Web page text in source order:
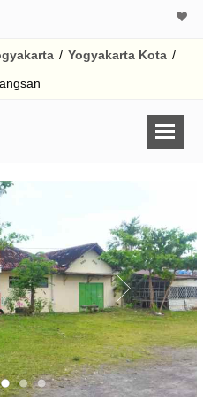
/ Yogyakarta Kota /
% /th
Untuk hasil simulasi
pada kotak-
Simpan